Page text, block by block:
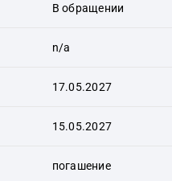
В обращении
n/a
17.05.2027
15.05.2027
погашение